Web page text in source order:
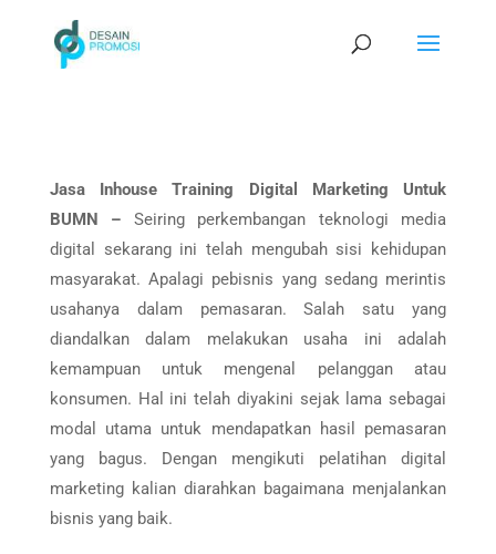
Jasa Inhouse Training Digital Marketing Untuk
BUMN – Seiring perkembangan teknologi media
digital sekarang ini telah mengubah sisi kehidupan
masyarakat. Apalagi pebisnis yang sedang merintis
usahanya dalam pemasaran. Salah satu yang
diandalkan dalam melakukan usaha ini adalah
kemampuan untuk mengenal pelanggan atau
konsumen. Hal ini telah diyakini sejak lama sebagai
modal utama untuk mendapatkan hasil pemasaran
yang bagus. Dengan mengikuti pelatihan digital
marketing kalian diarahkan bagaimana menjalankan
bisnis yang baik.